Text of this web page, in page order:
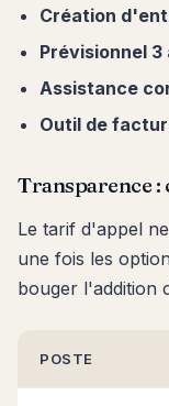
Création
Prévisionnel 3
Assistance
Outil de
Transparence
Le tarif d'appel
une fois les
bouger l'addition
POSTE